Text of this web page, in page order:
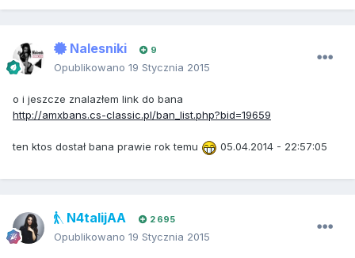
Nalesniki 9
Opublikowano 19 Stycznia 2015
o i jeszcze znalazłem link do bana
http://amxbans.cs-classic.pl/ban_list.php?bid=19659
ten ktos dostał bana prawie rok temu 05.04.2014 - 22:57:05
N4talijAA 2 695
Opublikowano 19 Stycznia 2015